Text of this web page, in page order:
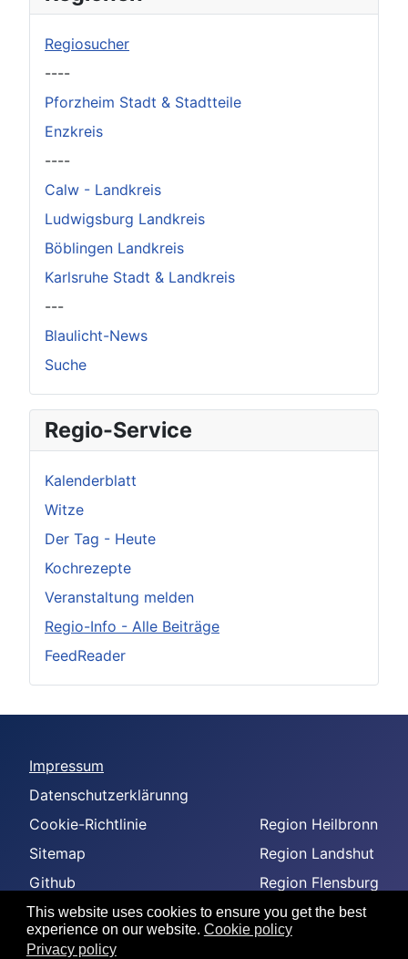
This website uses cookies to ensure you get the best
experience on our website. Cookie policy
Privacy policy
Regiosucher
----
Pforzheim Stadt & Stadtteile
Enzkreis
----
Calw - Landkreis
Ludwigsburg Landkreis
Böblingen Landkreis
Karlsruhe Stadt & Landkreis
---
Blaulicht-News
Suche
Regio-Service
Kalenderblatt
Witze
Der Tag - Heute
Kochrezepte
Veranstaltung melden
Regio-Info - Alle Beiträge
FeedReader
Impressum
Datenschutzerklärunng
Cookie-Richtlinie
Sitemap
Github
-
--
Region Heilbronn
Region Landshut
Region Flensburg
Region Amberg